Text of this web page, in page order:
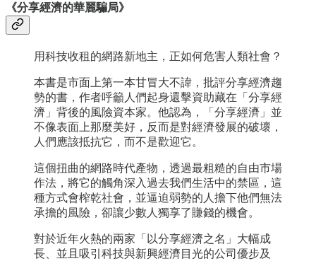
《分享經濟的華麗騙局》
用科技收租的網路新地主，正如何危害人類社會？
本書是市面上第一本甘冒大不諱，批評分享經濟趨
勢的書，作者呼籲人們起身還擊資助藏在「分享經
濟」背後的風險資本家。他認為，「分享經濟」並
不像表面上那麼美好，反而是對經濟發展的破壞，
人們應該抵抗它，而不是歡迎它。
這個扭曲的網路時代產物，透過最粗糙的自由市場
作法，將它的觸角深入過去我們生活中的禁區，這
種方式會榨乾社會，並逼迫弱勢的人擔下他們無法
承擔的風險，卻讓少數人獨享了賺錢的機會。
對於近年火熱的兩家「以分享經濟之名」大幅成
長、並且吸引科技與新興經濟目光的公司優步及